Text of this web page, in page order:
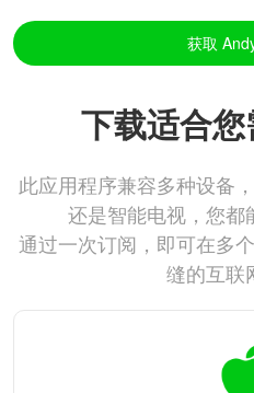
获取
下载适合
此应用程序兼容多种设备
还是智能电视，您都
通过一次订阅，即可在多
缝的互联